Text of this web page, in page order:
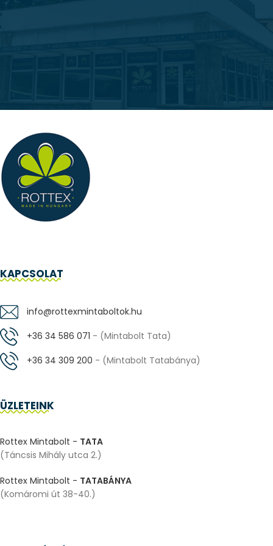
KAPCSOLAT
info@rottexmintaboltok.hu
+36 34 586 071 - (Mintabolt Tata)
+36 34 309 200 - (Mintabolt Tatabánya)
ÜZLETEINK
Rottex Mintabolt - TATA
(Táncsis Mihály utca 2.)
Rottex Mintabolt - TATABÁNYA
(Komáromi út 38-40.)